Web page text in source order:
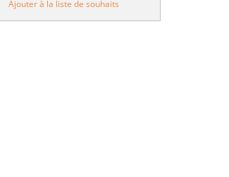
Ajouter à la liste de souhaits